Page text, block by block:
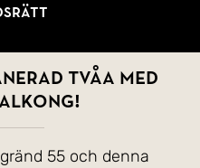
tvåa med
55 och denna